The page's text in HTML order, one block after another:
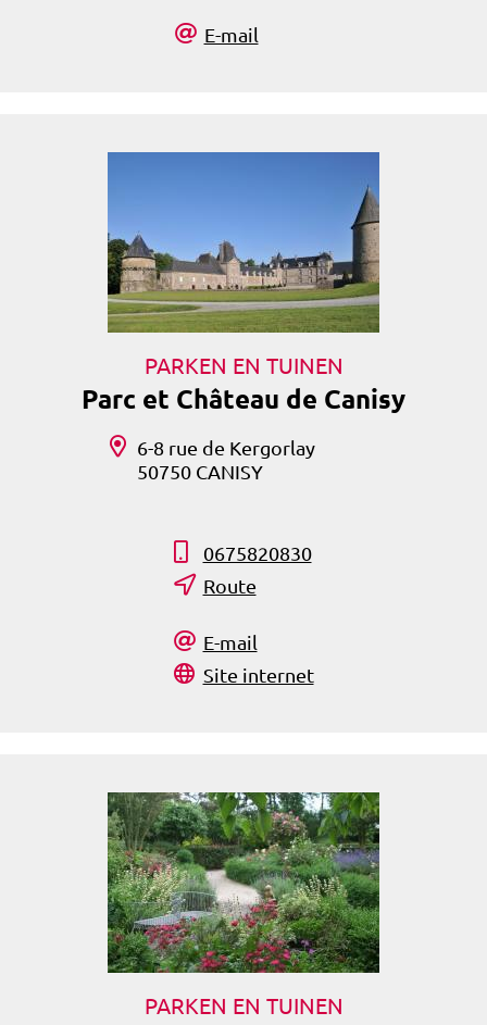
E-mail
PARKEN EN TUINEN
Parc et Château de Canisy
6-8 rue de Kergorlay
50750 CANISY
0675820830
Route
E-mail
Site internet
PARKEN EN TUINEN